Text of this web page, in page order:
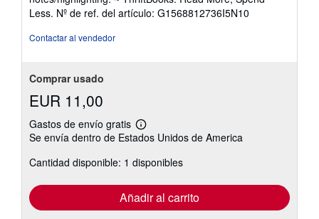
de
5
Less. Nº de ref. del artículo: G1568812736I5N10
Contactar al vendedor
Comprar usado
EUR 11,00
Gastos de envío gratis
Más
información
las
tarifas
envío
Se envía dentro de Estados Unidos de America
Cantidad disponible: 1 disponibles
Añadir al carrito